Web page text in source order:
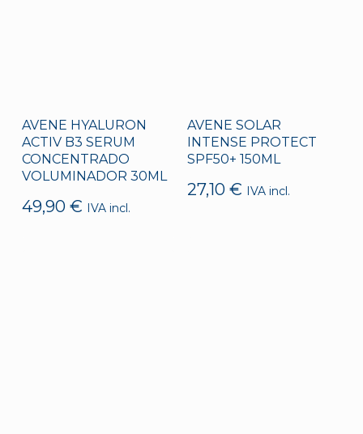
AVENE HYALURON
ACTIV B3 SERUM
CONCENTRADO
VOLUMINADOR 30ML
49,90 € IVA incl.
AVENE SOLAR
INTENSE PROTECT
SPF50+ 150ML
27,10€ IVA incl.